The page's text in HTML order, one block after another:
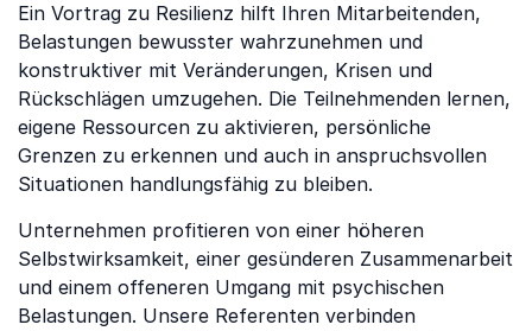
Ein Vortrag zu Resilienz hilft Ihren Mitarbeitenden,
Belastungen bewusster wahrzunehmen und
konstruktiver mit Veränderungen, Krisen und
Rückschlägen umzugehen. Die Teilnehmenden lernen,
eigene Ressourcen zu aktivieren, persönliche
Grenzen zu erkennen und auch in anspruchsvollen
Situationen handlungsfähig zu bleiben.
Unternehmen profitieren von einer höheren
Selbstwirksamkeit, einer gesünderen Zusammenarbeit
und einem offeneren Umgang mit psychischen
Belastungen. Unsere Referenten verbinden